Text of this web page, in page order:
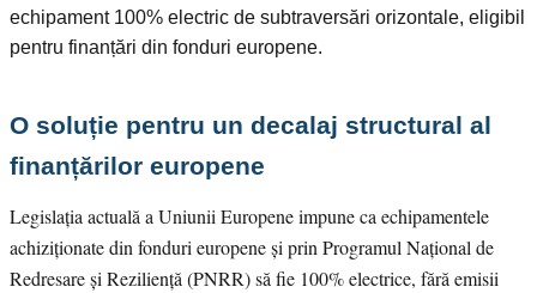
echipament 100% electric de subtraversări orizontale, eligibil
pentru finanțări din fonduri europene.
O soluție pentru un decalaj structural al
finanțărilor europene
Legislația actuală a Uniunii Europene impune ca echipamentele
achiziționate din fonduri europene și prin Programul Național de
Redresare și Reziliență (PNRR) să fie 100% electrice, fără emisii